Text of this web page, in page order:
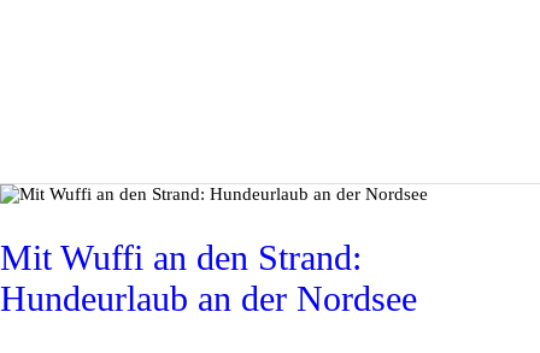
Mit Wuffi an den Strand:
Hundeurlaub an der Nordsee